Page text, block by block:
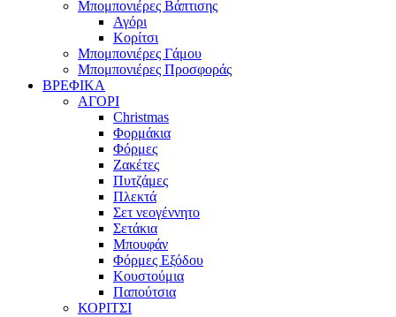
Μπομπονιέρες Βάπτισης
Αγόρι
Κορίτσι
Μπομπονιέρες Γάμου
Μπομπονιέρες Προσφοράς
ΒΡΕΦΙΚΑ
ΑΓΟΡΙ
Christmas
Φορμάκια
Φόρμες
Ζακέτες
Πυτζάμες
Πλεκτά
Σετ νεογέννητο
Σετάκια
Μπουφάν
Φόρμες Εξόδου
Κουστούμια
Παπούτσια
ΚΟΡΙΤΣΙ